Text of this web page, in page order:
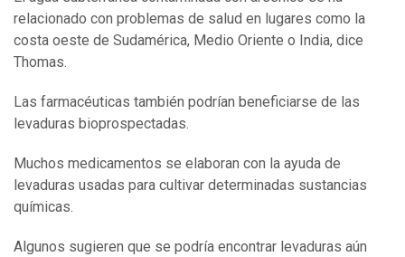
relacionado con problemas de salud en lugares como la
costa oeste de Sudamérica, Medio Oriente o India, dice
Thomas.
Las farmacéuticas también podrían beneficiarse de las
levaduras bioprospectadas.
Muchos medicamentos se elaboran con la ayuda de
levaduras usadas para cultivar determinadas sustancias
químicas.
Algunos sugieren que se podría encontrar levaduras aún